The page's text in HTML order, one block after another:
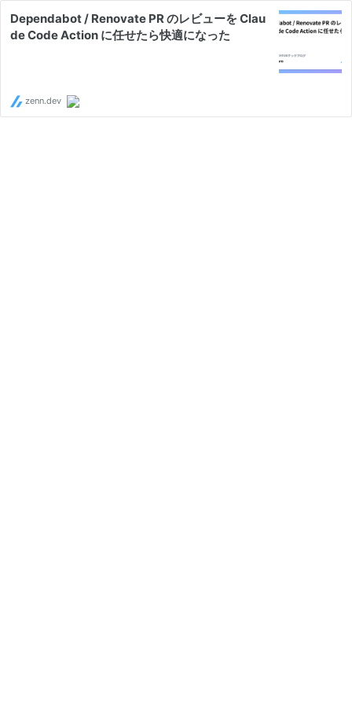
Dependabot / Renovate PR のレビューを Clau
de Code Action に任せたら快適になった
zenn.dev